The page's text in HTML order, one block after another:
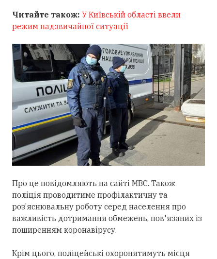
Читайте також: У Київській області ввели
режим надзвичайної ситуації
Про це повідомляють на сайті МВС. Також
поліція проводитиме профілактичну та
роз’яснювальну роботу серед населення про
важливість дотримання обмежень, пов'язаних із
поширенням коронавірусу.
Крім цього, поліцейські охоронятимуть місця